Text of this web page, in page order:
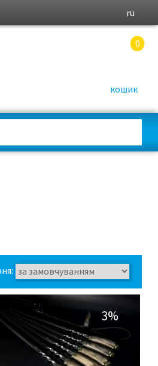
ru
0
кошик
3%